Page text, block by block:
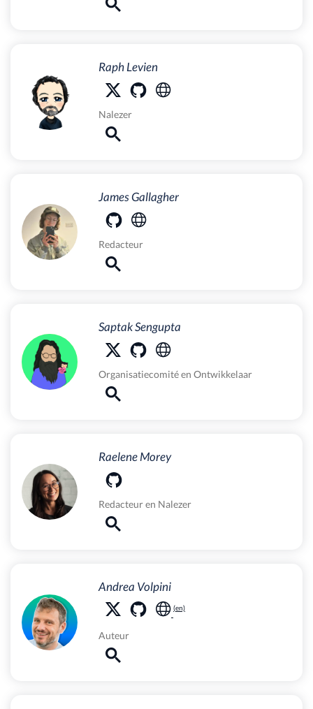
Raph Levien
Nalezer
James Gallagher
Redacteur
Saptak Sengupta
Organisatiecomitéen Ontwikkelaar
Raelene Morey
Redacteuren Nalezer
Andrea Volpini
Auteur